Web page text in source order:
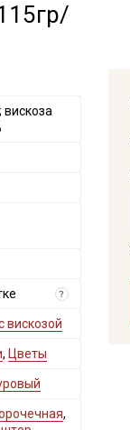
вискоза
?
вискозой
, Цветы
,